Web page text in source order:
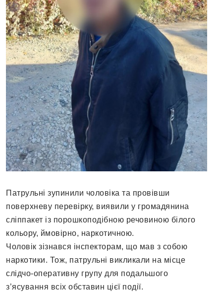
Патрульні зупинили чоловіка та провівши
поверхневу перевірку, виявили у громадянина
сліппакет із порошкоподібною речовиною білого
кольору, ймовірно, наркотичною.
Чоловік зізнався інспекторам, що мав з собою
наркотики. Тож, патрульні викликали на місце
слідчо-оперативну групу для подальшого
з’ясування всіх обставин цієї події.